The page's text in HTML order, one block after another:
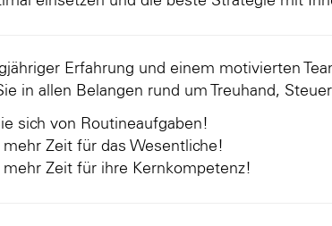
Erfahrung und einem motivierten
in allen Belangen rund um Treuhand,
sich von Routineaufgaben!
mehr Zeit für das Wesentliche!
mehr Zeit für ihre Kernkompetenz!